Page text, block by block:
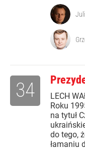
LECH
Roku
na tytuł
do tego,
łamaniu
34